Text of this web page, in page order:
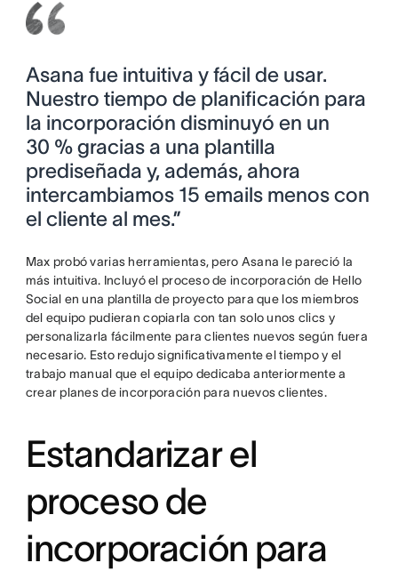
Asana fue intuitiva y fácil de usar.
Nuestro tiempo de planificación para
la incorporación disminuyó en un
30 % gracias a una plantilla
prediseñada y, además, ahora
intercambiamos 15 emails menos con
el cliente al mes.”
Max probó varias herramientas, pero Asana le pareció la
más intuitiva. Incluyó el proceso de incorporación de Hello
Social en una plantilla de proyecto para que los miembros
del equipo pudieran copiarla con tan solo unos clics y
personalizarla fácilmente para clientes nuevos según fuera
necesario. Esto redujo significativamente el tiempo y el
trabajo manual que el equipo dedicaba anteriormente a
crear planes de incorporación para nuevos clientes.
Estandarizar el
proceso de
incorporación para